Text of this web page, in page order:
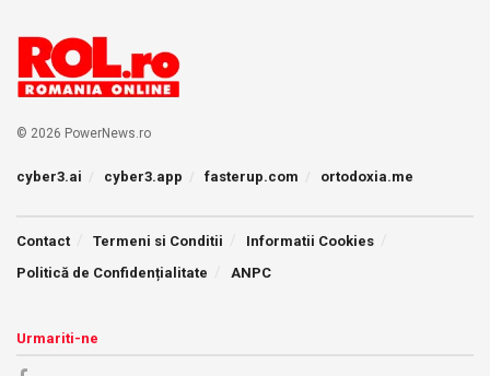
© 2026 PowerNews.ro
cyber3.ai cyber3.app fasterup.com ortodoxia.me
Contact Termeni si Conditii
Informatii Cookies
Politică de Confidențialitate
ANPC
Urmariti-ne